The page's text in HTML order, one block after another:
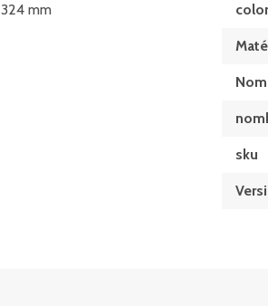
324 mm
sku